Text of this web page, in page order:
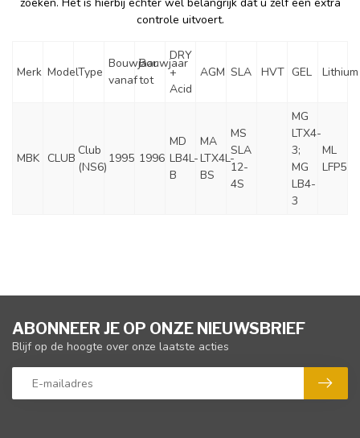
controle uitvoert.
Merk ModelType
Bouwjaar
vanaf
Bouwjaar
tot
DRY
+
Acid
AGM SLA HVT GEL Lithium
MBK CLUB
Club
(NS6)
1995 1996
MD
LB4L-
B
MA
LTX4L-
BS
MS
SLA
12-
4S
MG
LTX4-
3;
MG
LB4-
3
ML
LFP5
ABONNEER JE OP ONZE NIEUWSBRIEF
Blijf op de hoogte over onze laatste acties